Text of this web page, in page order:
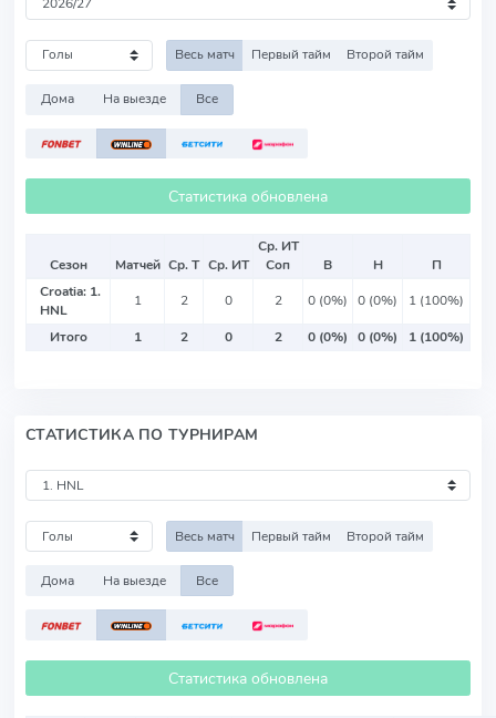
Весь матч Первый тайм Второй тайм
Дома На выезде Все
Статистика обновлена
Сезон Матчей Ср. Т Ср. ИТ
Ср. ИТ
Соп
В Н
П
Croatia: 1.
HNL
1 2 0 2 0 (0%) 0 (0%) 1 (100%)
Итого 1 2 0 2 0 (0%) 0 (0%) 1 (100%)
СТАТИСТИКА ПО ТУРНИРАМ
Весь матч Первый тайм Второй тайм
Дома На выезде Все
Статистика обновлена